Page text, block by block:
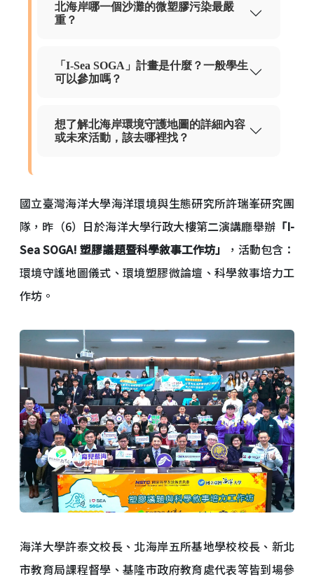
北海岸哪一個沙灘的微塑膠污染最嚴
重？
「I-Sea SOGA」計畫是什麼？一般學生
可以參加嗎？
想了解北海岸環境守護地圖的詳細內容
或未來活動，該去哪裡找？
國立臺灣海洋大學海洋環境與生態研究所許瑞峯研究團
隊，昨（6）日於海洋大學行政大樓第二演講廳舉辦「I-
Sea SOGA! 塑膠議題暨科學敘事工作坊」
，活動包含：
環境守護地圖儀式、環境塑膠微論壇、科學敘事培力工
作坊。
海洋大學許泰文校長、北海岸五所基地學校校長、新北
市教育局課程督學、基隆市政府教育處代表等皆到場參